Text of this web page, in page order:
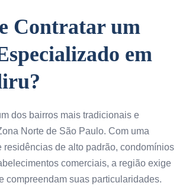
Contratar um
em
dos bairros mais tradicionais e
Norte de São Paulo. Com uma
residências de alto padrão, condomínios
comerciais, a região exige
compreendam suas particularidades.